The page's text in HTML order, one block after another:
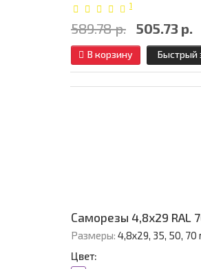
1
589.78 р. 505.73 р.
В корзину Быстрый
Саморезы 4,8х29 RAL
Размеры: 4,8х29, 35, 50,
Цвет: